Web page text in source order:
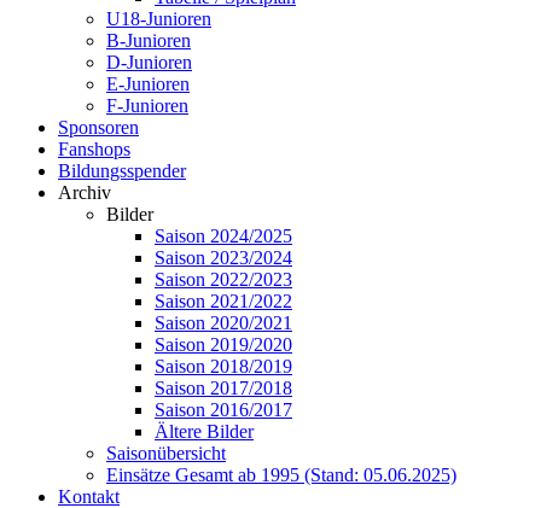
U18-Junioren
B-Junioren
D-Junioren
E-Junioren
F-Junioren
Sponsoren
Fanshops
Bildungsspender
Archiv
Bilder
Saison 2024/2025
Saison 2023/2024
Saison 2022/2023
Saison 2021/2022
Saison 2020/2021
Saison 2019/2020
Saison 2018/2019
Saison 2017/2018
Saison 2016/2017
Ältere Bilder
Saisonübersicht
Einsätze Gesamt ab 1995 (Stand: 05.06.2025)
Kontakt